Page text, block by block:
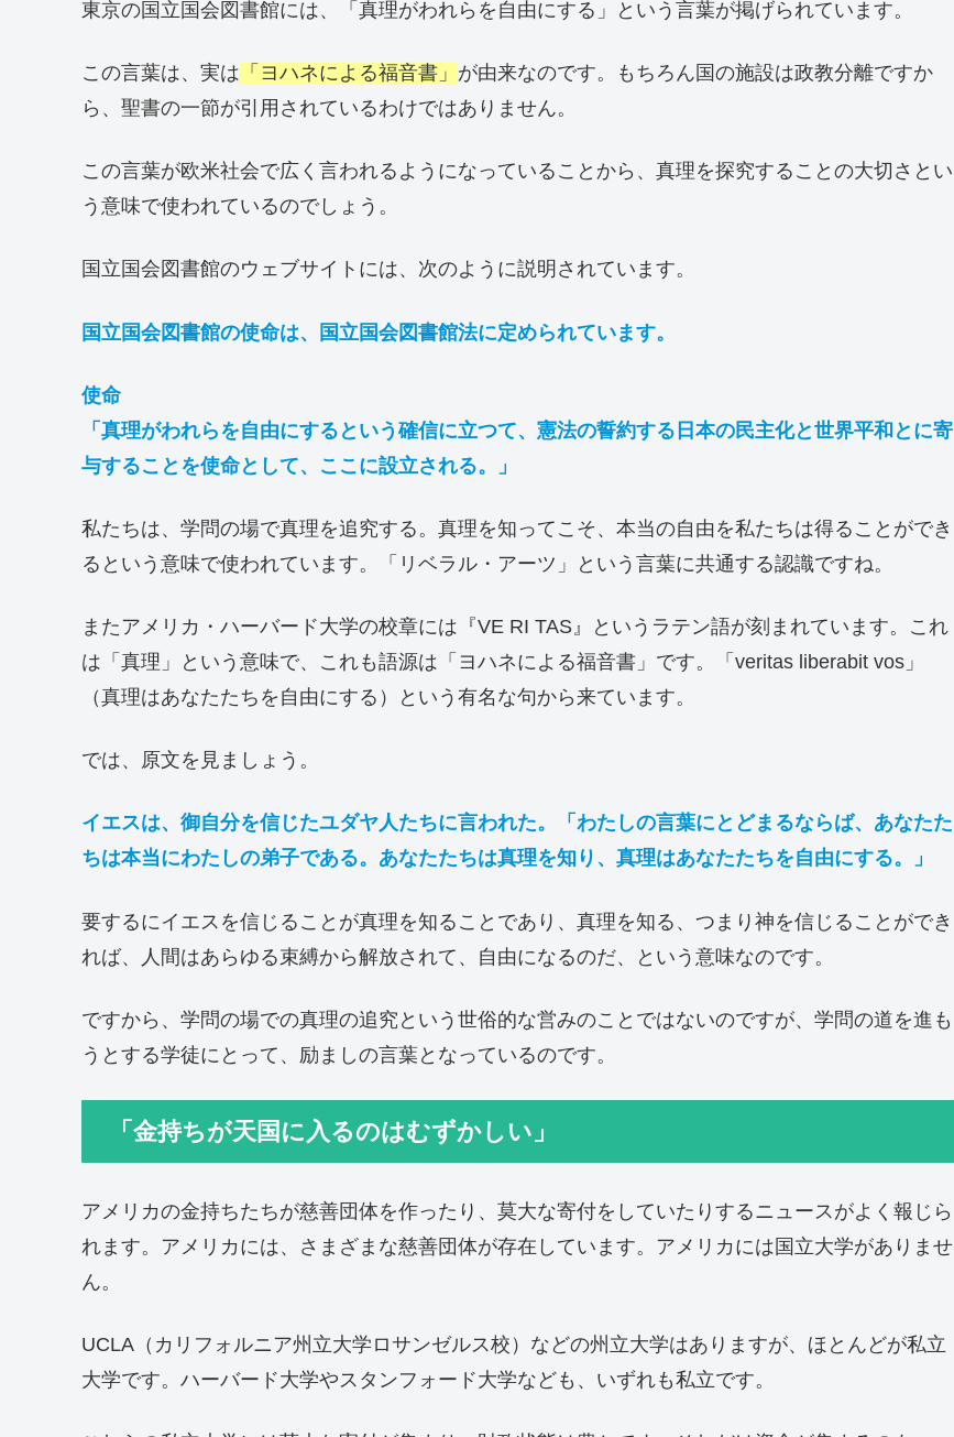
東京の国立国会図書館には、「真理がわれらを自由にする」という言葉が掲げられています。
この言葉は、実は 「ヨハネによる福音書」 が由来なのです。もちろん国の施設は政教分離ですか
ら、聖書の一節が引用されているわけではありません。
この言葉が欧米社会で広く言われるようになっていることから、真理を探究することの大切さとい
う意味で使われているのでしょう。
国立国会図書館のウェブサイトには、次のように説明されています。
国立国会図書館の使命は、国立国会図書館法に定められています。
使命
「真理がわれらを自由にするという確信に立つて、憲法の誓約する日本の民主化と世界平和とに寄
与することを使命として、ここに設立される。」
私たちは、学問の場で真理を追究する。真理を知ってこそ、本当の自由を私たちは得ることができ
るという意味で使われています。「リベラル・アーツ」という言葉に共通する認識ですね。
またアメリカ・ハーバード大学の校章には『VE RI TAS』というラテン語が刻まれています。これ
は「真理」という意味で、これも語源は「ヨハネによる福音書」です。「veritas liberabit vos」
（真理はあなたたちを自由にする）という有名な句から来ています。
では、原文を見ましょう。
イエスは、御自分を信じたユダヤ人たちに言われた。「わたしの言葉にとどまるならば、あなたた
ちは本当にわたしの弟子である。あなたたちは真理を知り、真理はあなたたちを自由にする。」
要するにイエスを信じることが真理を知ることであり、真理を知る、つまり神を信じることができ
れば、人間はあらゆる束縛から解放されて、自由になるのだ、という意味なのです。
ですから、学問の場での真理の追究という世俗的な営みのことではないのですが、学問の道を進も
うとする学徒にとって、励ましの言葉となっているのです。
「金持ちが天国に入るのはむずかしい」
アメリカの金持ちたちが慈善団体を作ったり、莫大な寄付をしていたりするニュースがよく報じら
れます。アメリカには、さまざまな慈善団体が存在しています。アメリカには国立大学がありませ
ん。
UCLA（カリフォルニア州立大学ロサンゼルス校）などの州立大学はありますが、ほとんどが私立
大学です。ハーバード大学やスタンフォード大学なども、いずれも私立です。